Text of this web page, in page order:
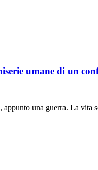
umane di un
una guerra. La vita